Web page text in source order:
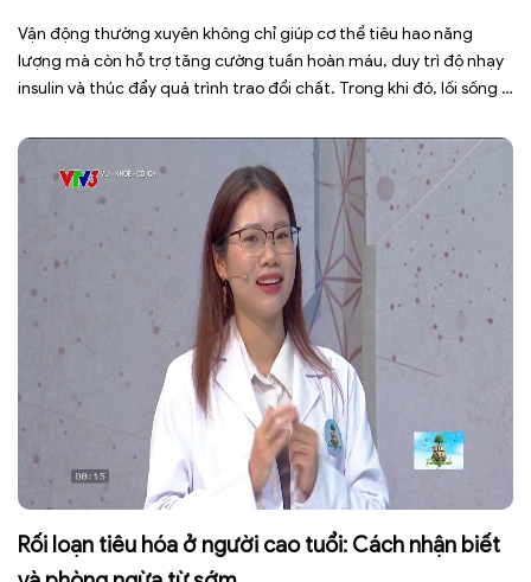
Vận động thường xuyên không chỉ giúp cơ thể tiêu hao năng
lượng mà còn hỗ trợ tăng cường tuần hoàn máu, duy trì độ nhạy
insulin và thúc đẩy quá trình trao đổi chất. Trong khi đó, lối sống ít
[…]
Rối loạn tiêu hóa ở người cao tuổi: Cách nhận biết